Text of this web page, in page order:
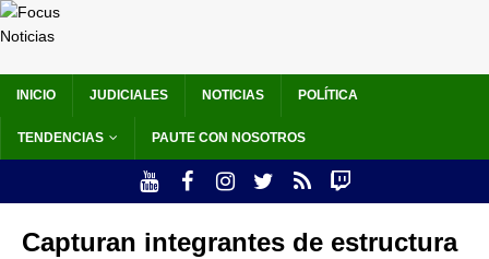
INICIO JUDICIALES NOTICIAS POLÍTICA
TENDENCIAS PAUTE CON NOSOTROS
Capturan integrantes de estructura